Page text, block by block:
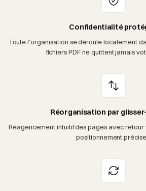
Confidentialité
Toute l'organisation se déroule localement
fichiers PDF ne quittent jamais
Réorganisation par
Réagencement intuitif des pages avec
positionnement